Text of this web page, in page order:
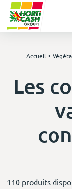
Accueil
Les
110 produits